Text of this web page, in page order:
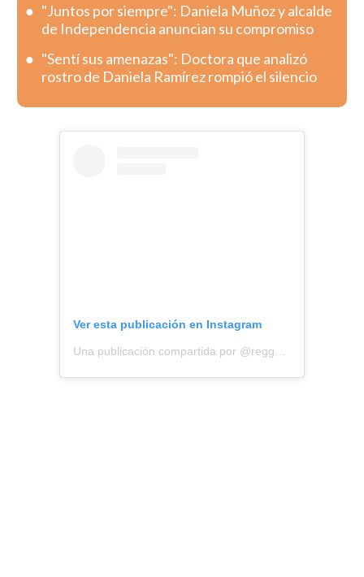
"Juntos por siempre": Daniela Muñoz y alcalde
de Independencia anuncian su compromiso
"Sentí sus amenazas": Doctora que analizó
rostro de Daniela Ramírez rompió el silencio
Ver esta publicación en Instagram